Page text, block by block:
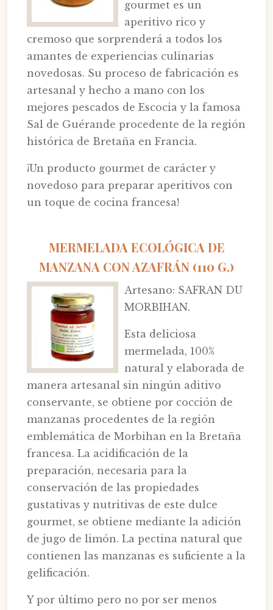
gourmet es un
aperitivo rico y
cremoso que sorprenderá a todos los
amantes de experiencias culinarias
novedosas. Su proceso de fabricación es
artesanal y hecho a mano con los
mejores pescados de Escocia y la famosa
Sal de Guérande procedente de la región
histórica de Bretaña en Francia.
¡Un producto gourmet de carácter y
novedoso para preparar aperitivos con
un toque de cocina francesa!
MERMELADA ECOLÓGICA DE
MANZANA CON AZAFRÁN (110 G.)
Artesano: SAFRAN DU
MORBIHAN.
Esta deliciosa
mermelada, 100%
natural y elaborada de
manera artesanal sin ningún aditivo
conservante, se obtiene por cocción de
manzanas procedentes de la región
emblemática de Morbihan en la Bretaña
francesa. La acidificación de la
preparación, necesaria para la
conservación de las propiedades
gustativas y nutritivas de este dulce
gourmet, se obtiene mediante la adición
de jugo de limón. La pectina natural que
contienen las manzanas es suficiente a la
gelificación.
Y por último pero no por ser menos